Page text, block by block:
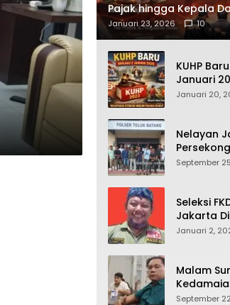
Pajak hingga Kepala
Wajah Korupsi yang
Januari 23, 2026 10
KUHP
Januari
Apa
Dipahami
Januari 20,
Nelayan
September
Seleksi
Jakarta
Januari 2,
Malam
Secangkir
September